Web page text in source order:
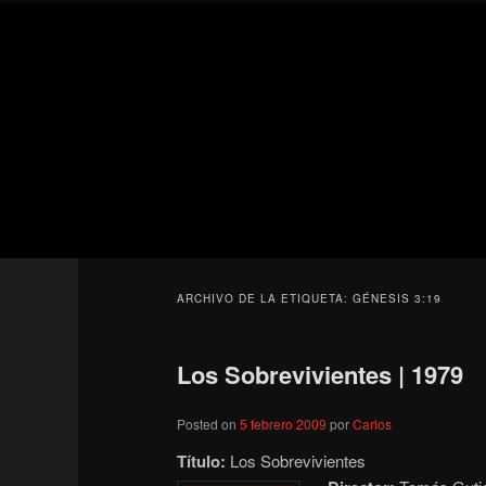
ARCHIVO DE LA ETIQUETA:GÉNESIS 3:19
Los Sobrevivientes | 1979
Posted on5 febrero 2009 porCarlos
Título: Los Sobrevivientes